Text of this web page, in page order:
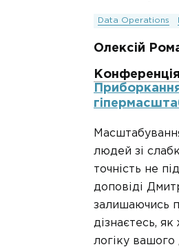
Data Operations
Олексій
людей зі
точність не
доповіді
залишаючись
дізнаєтесь,
логіку вашого